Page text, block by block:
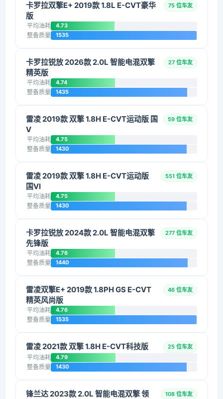
卡罗拉双擎E+ 2019款 1.8L E-CVT豪华
版
75 位车友
平均油耗 4.73
整备质量 1535
卡罗拉锐放 2026款 2.0L 智能电混双擎
精英版
27 位车友
平均油耗 4.74
整备质量 1435
雷凌 2019款 双擎 1.8H E-CVT运动版 国
V
59 位车友
平均油耗 4.75
整备质量 1430
雷凌 2019款 双擎 1.8H E-CVT运动版
国VI
551 位车友
平均油耗 4.75
整备质量 1430
卡罗拉锐放 2024款 2.0L 智能电混双擎
先锋版
277 位车友
平均油耗 4.76
整备质量 1440
雷凌双擎E+ 2019款 1.8PH GS E-CVT
精英风尚版
46 位车友
平均油耗 4.76
整备质量 1535
雷凌 2021款 双擎 1.8H E-CVT科技版 25 位车友
平均油耗 4.79
整备质量 1430
锋兰达 2023款 2.0L 智能电混双擎 领 108 位车友